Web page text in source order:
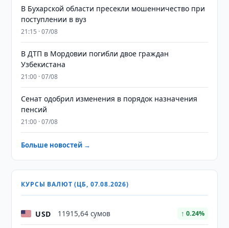
В Бухарской области пресекли мошенничество при
поступлении в вуз
21:15 · 07/08
В ДТП в Мордовии погибли двое граждан
Узбекистана
21:00 · 07/08
Сенат одобрил изменения в порядок назначения
пенсий
21:00 · 07/08
Больше новостей →
КУРСЫ ВАЛЮТ (ЦБ, 07.08.2026)
USD 11915,64 сумов ↑ 0.24%